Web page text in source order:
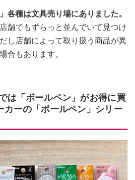
各種は文具売り場にありました。
舗でもずらっと並んでいて見つけ
し店舗によって取り扱う商品が異
合もあります。
は「ボールペン」がお得に買
カーの「ボールペン」シリー